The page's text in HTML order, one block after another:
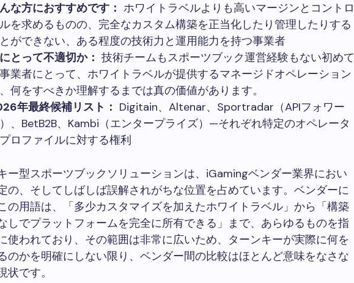
な方におすすめです： ホワイトラベルよりも高いマージンとコントロ
を求めるものの、完全なカスタム構築を正当化したり管理したりする
ができない、ある程度の技術力と運用能力を持つ事業者
とって不適切か： 技術チームもスポーツブック運営経験もない初めて
業者にとって、ホワイトラベルが提供するマネージドオペレーション
何をすべきか理解するまでは真の価値があります。
年最終候補リスト： Digitain、Altenar、Sportradar（APIフォワー
）、BetB2B、Kambi（エンタープライズ）—それぞれ特定のオペレータ
ロファイルに対する権利
ー型スポーツブックソリューションは、iGamingベンダー業界におい
の、そしてしばしば誤解されがちな位置を占めています。ベンダーに
の用語は、「多少カスタマイズを加えたホワイトラベル」から「構築
しでプラットフォームを完全に所有できる」まで、あらゆるものを指
使われており、その範囲は非常に広いため、ターンキーが実際に何を
のかを明確にしない限り、ベンダー間の比較はほとんど意味をなさな
状です。